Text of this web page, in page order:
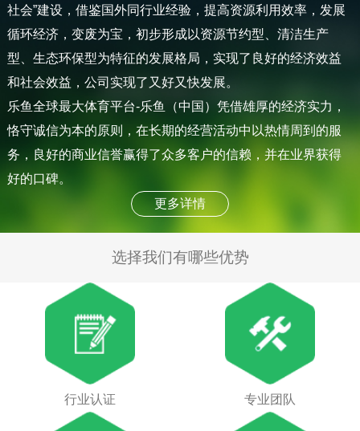
社会”建设，借鉴国外同行业经验，提高资源利用效率，发展
循环经济，变废为宝，初步形成以资源节约型、清洁生产
型、生态环保型为特征的发展格局，实现了良好的经济效益
和社会效益，公司实现了又好又快发展。
乐鱼全球最大体育平台-乐鱼（中国）凭借雄厚的经济实力，
恪守诚信为本的原则，在长期的经营活动中以热情周到的服
务，良好的商业信誉赢得了众多客户的信赖，并在业界获得
好的口碑。
更多详情
选择我们有哪些优势
行业认证 专业团队